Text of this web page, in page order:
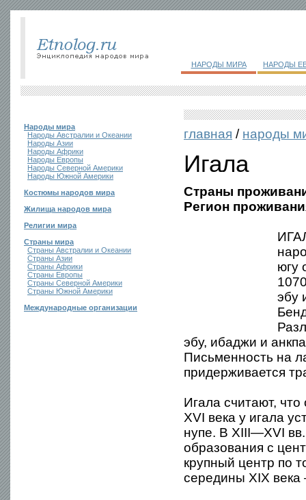
НАРОДЫ МИРА НАРОДЫ
Народы мира
Народы Австралии и Океании
Народы Азии
Народы Африки
Народы Европы
Народы Северной Америки
Народы Южной Америки
Костюмы народов мира
Жилища народов мира
Религии мира
Страны мира
Страны Австралии и Океании
Страны Азии
Страны Африки
Страны Европы
Страны Северной Америки
Страны Южной Америки
Международные организации
главная / народы
Игала
Страны
Регион
югу
эбу
эбу, ибаджи и
Письменность на
придерживается
Игала считают,
XVI века у игала
нупе. В XIII—XVI
образования с
крупный центр по
середины XIX